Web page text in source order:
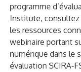
programme
Institute, consultez
les ressources
webinaire portant
numérique dans le
évaluation SCIRA-